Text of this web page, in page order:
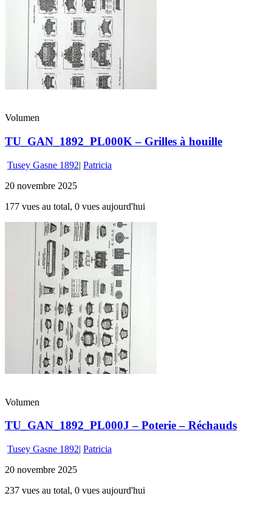
Volumen
TU_GAN_1892_PL000K – Grilles à houille
Tusey Gasne 1892| Patricia
20 novembre 2025
177 vues au total, 0 vues aujourd'hui
Volumen
TU_GAN_1892_PL000J – Poterie – Réchauds
Tusey Gasne 1892| Patricia
20 novembre 2025
237 vues au total, 0 vues aujourd'hui